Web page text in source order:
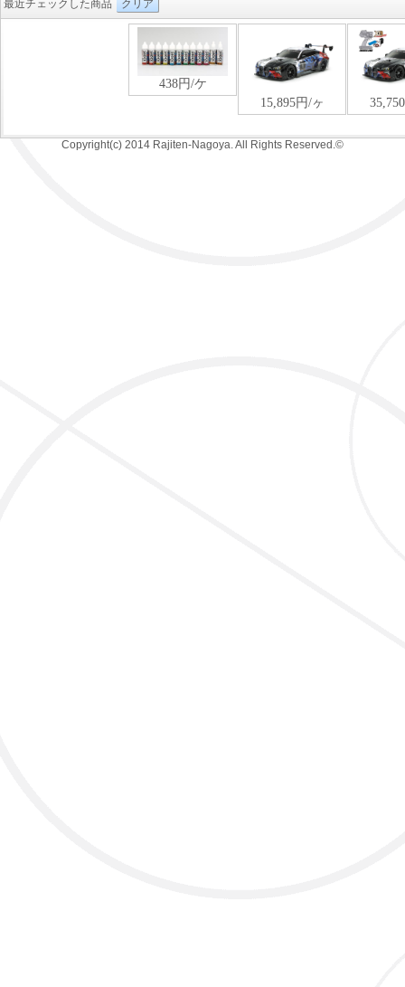
最近チェックした商品 クリア
Copyright(c) 2014 Rajiten-Nagoya. All Rights Reserved.©